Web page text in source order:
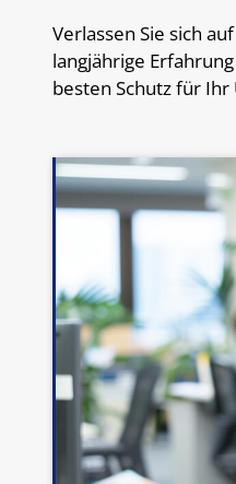
Verlassen Sie sich
langjährige
besten Schutz für